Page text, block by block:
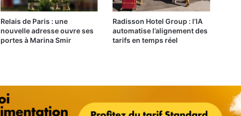
Relais de Paris : une
nouvelle adresse ouvre ses
portes à Marina Smir
Radisson Hotel Group : l’IA
automatise l’alignement des
tarifs en temps réel